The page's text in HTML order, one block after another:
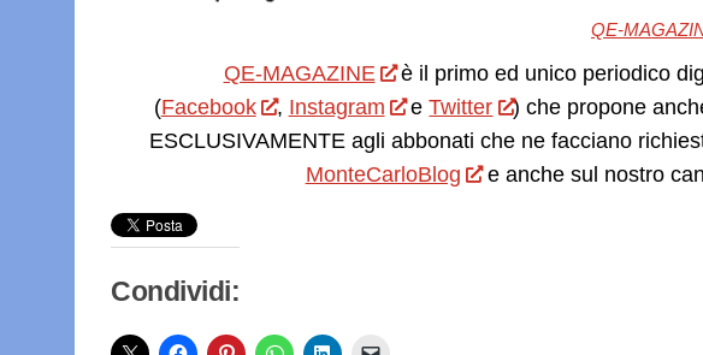
QE-
QE-MAGAZINE
è il primo ed unico periodico
(Facebook , Instagram eTwitter
) che propone
ESCLUSIVAMENTE agli abbonati che ne facciano
MonteCarloBlog
e anche sul nostro
Condividi: